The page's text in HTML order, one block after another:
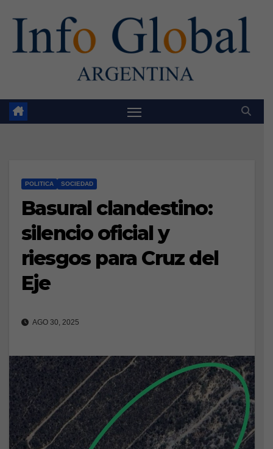
POLITICA SOCIEDAD
Basural clandestino:
silencio oficial y
riesgos para Cruz del
Eje
AGO 30, 2025